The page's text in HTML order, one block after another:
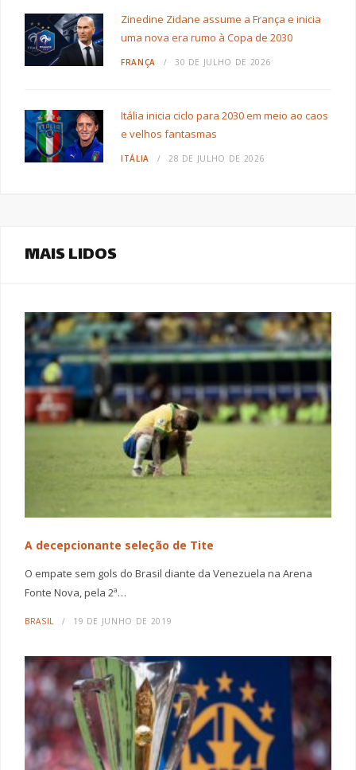
Zinedine Zidane assume a França e inicia
uma nova era rumo à Copa de 2030
FRANÇA 30 DE JULHO DE 2026
Itália inicia ciclo para 2030 em meio ao caos
e velhos fantasmas
ITÁLIA 28 DE JULHO DE 2026
MAIS LIDOS
A decepcionante seleção de Tite
O empate sem gols do Brasil diante da Venezuela na Arena
Fonte Nova, pela 2ª…
BRASIL 19 DE JUNHO DE 2019